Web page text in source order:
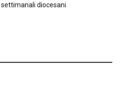
diocesani